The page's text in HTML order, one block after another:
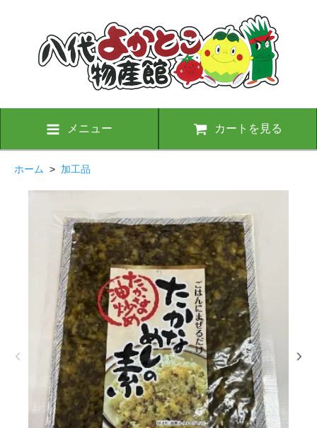
メニュー カートを見る
ホーム > 加工品